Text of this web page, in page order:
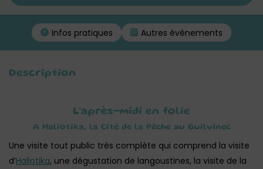
Infos pratiques Autres événements
Description
L’après-midi en folie
A Haliotika, la Cité de la Pêche au Guilvinec
Une visite tout public très complète qui comprend la visite
d’Haliotika, une dégustation de langoustines, la visite de la